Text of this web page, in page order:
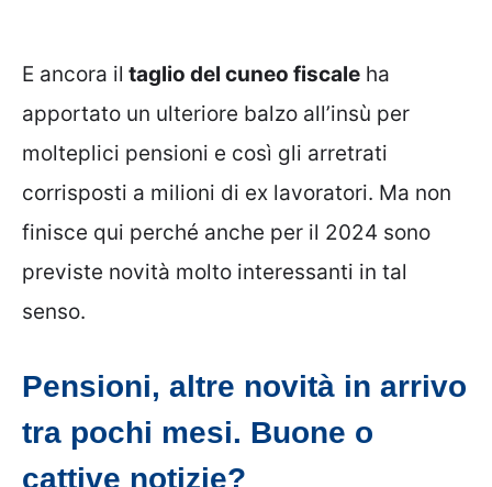
E ancora il taglio del cuneo fiscale ha
apportato un ulteriore balzo all’insù per
molteplici pensioni e così gli arretrati
corrisposti a milioni di ex lavoratori. Ma non
finisce qui perché anche per il 2024 sono
previste novità molto interessanti in tal
senso.
Pensioni, altre novità in arrivo
tra pochi mesi. Buone o
cattive notizie?